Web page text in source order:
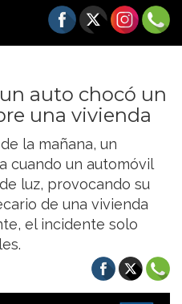
auto chocó un
una vivienda
la mañana, un
cuando un automóvil
luz, provocando su
de una vivienda
el incidente solo